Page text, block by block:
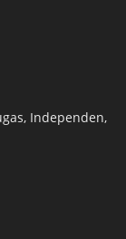
Independen,